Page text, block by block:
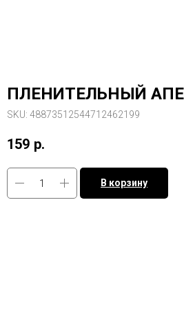
ПЛЕНИТЕЛЬНЫЙ
SKU: 48873512544712462199
159 р.
В корзину